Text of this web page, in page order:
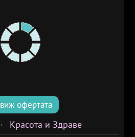
виж офертата
Красота и Здраве